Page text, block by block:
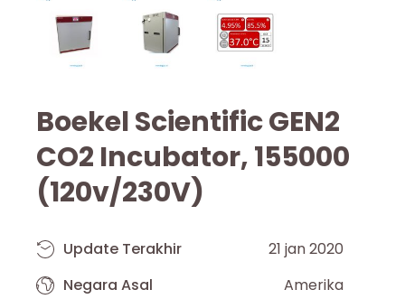
Boekel Scientific GEN2
CO2 Incubator, 155000
(120v/230V)
Update Terakhir
21 jan 2020
Negara Asal
Amerika